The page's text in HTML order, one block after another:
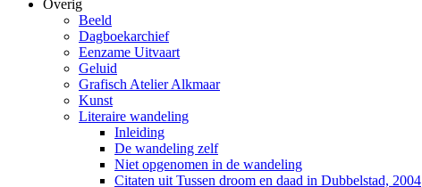
Overig
Beeld
Dagboekarchief
Eenzame Uitvaart
Geluid
Grafisch Atelier Alkmaar
Kunst
Literaire wandeling
Inleiding
De wandeling zelf
Niet opgenomen in de wandeling
Citaten uit Tussen droom en daad in Dubbelstad, 2004